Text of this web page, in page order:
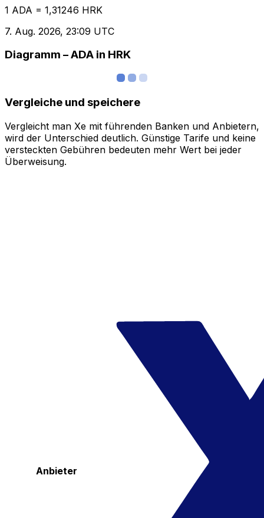
1 ADA = 1,31246 HRK
7. Aug. 2026, 23:09 UTC
Diagramm – ADA in HRK
Vergleiche und speichere
Vergleicht man Xe mit führenden Banken und Anbietern,
wird der Unterschied deutlich. Günstige Tarife und keine
versteckten Gebühren bedeuten mehr Wert bei jeder
Überweisung.
Anbieter